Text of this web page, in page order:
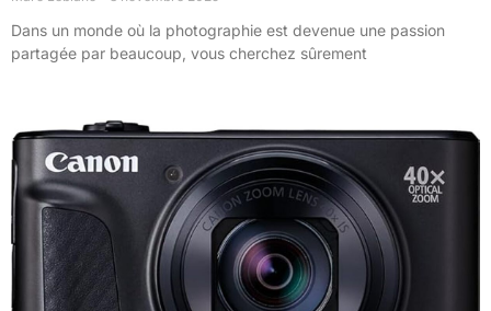
Dans un monde où la photographie est devenue une passion
partagée par beaucoup, vous cherchez sûrement